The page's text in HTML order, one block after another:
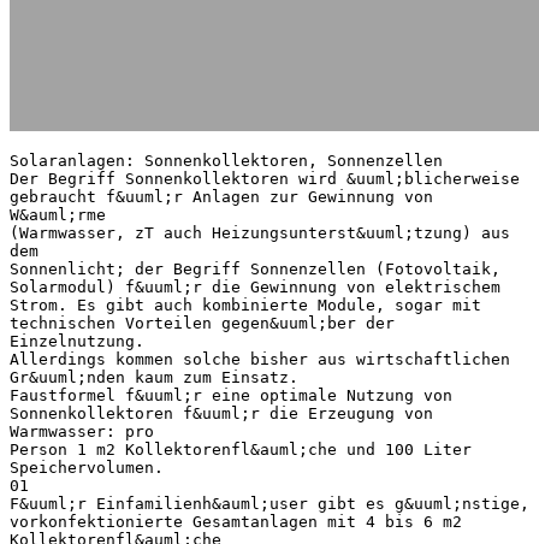
Solaranlagen: Sonnenkollektoren, Sonnenzellen
Der Begriff Sonnenkollektoren wird &uuml;blicherweise
gebraucht f&uuml;r Anlagen zur Gewinnung von
W&auml;rme
(Warmwasser, zT auch Heizungsunterst&uuml;tzung) aus
dem
Sonnenlicht; der Begriff Sonnenzellen (Fotovoltaik,
Solarmodul) f&uuml;r die Gewinnung von elektrischem
Strom. Es gibt auch kombinierte Module, sogar mit
technischen Vorteilen gegen&uuml;ber der
Einzelnutzung.
Allerdings kommen solche bisher aus wirtschaftlichen
Gr&uuml;nden kaum zum Einsatz.
Faustformel f&uuml;r eine optimale Nutzung von
Sonnenkollektoren f&uuml;r die Erzeugung von
Warmwasser: pro
Person 1 m2 Kollektorenfl&auml;che und 100 Liter
Speichervolumen.
01
F&uuml;r Einfamilienh&auml;user gibt es g&uuml;nstige,
vorkonfektionierte Gesamtanlagen mit 4 bis 6 m2
Kollektorenfl&auml;che